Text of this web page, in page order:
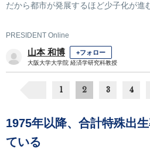
だから都市が発展するほど少子化が進
PRESIDENT Online
山本 和博 +フォロー
大阪大学大学院 経済学研究科教授
1 2 3 4
1975年以降、合計特殊出
ている